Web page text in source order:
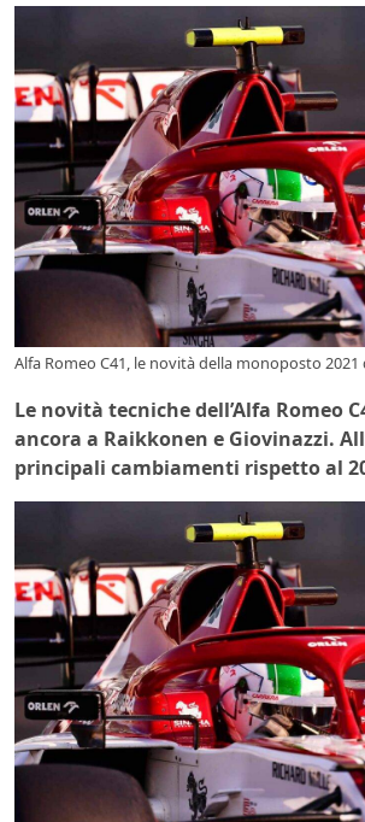
Alfa Romeo C41, le novità della monoposto 2021
Le novità tecniche dell’Alfa Romeo
ancora a Raikkonen e Giovinazzi.
principali cambiamenti rispetto al